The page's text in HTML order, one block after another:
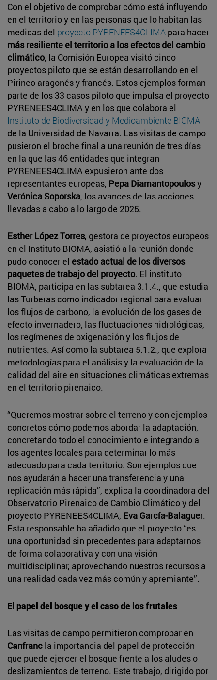
Con el objetivo de comprobar cómo está influyendo
en el territorio y en las personas que lo habitan las
medidas del proyecto PYRENEES4CLIMA para hacer
más resiliente el territorio a los efectos del cambio
climático, la Comisión Europea visitó cinco
proyectos piloto que se están desarrollando en el
Pirineo aragonés y francés. Estos ejemplos forman
parte de los 33 casos piloto que impulsa el proyecto
PYRENEES4CLIMA y en los que colabora el
Instituto de Biodiversidad y Medioambiente BIOMA
de la Universidad de Navarra. Las visitas de campo
pusieron el broche final a una reunión de tres días
en la que las 46 entidades que integran
PYRENEES4CLIMA expusieron ante dos
representantes europeas, Pepa Diamantopoulosy
Verónica Soporska, los avances de las acciones
llevadas a cabo a lo largo de 2025.
Esther López Torres, gestora de proyectos europeos
en el Instituto BIOMA, asistió a la reunión donde
pudo conocer el estado actual de los diversos
paquetes de trabajo del proyecto. El instituto
BIOMA, participa en las subtarea 3.1.4., que estudia
las Turberas como indicador regional para evaluar
los flujos de carbono, la evolución de los gases de
efecto invernadero, las fluctuaciones hidrológicas,
los regímenes de oxigenación y los flujos de
nutrientes. Así como la subtarea 5.1.2., que explora
metodologías para el análisis y la evaluación de la
calidad del aire en situaciones climáticas extremas
en el territorio pirenaico.
“Queremos mostrar sobre el terreno y con ejemplos
concretos cómo podemos abordar la adaptación,
concretando todo el conocimiento e integrando a
los agentes locales para determinar lo más
adecuado para cada territorio. Son ejemplos que
nos ayudarán a hacer una transferencia y una
replicación más rápida”, explica la coordinadora del
Observatorio Pirenaico de Cambio Climático y del
proyecto PYRENEES4CLIMA, Eva García-Balaguer.
Esta responsable ha añadido que el proyecto “es
una oportunidad sin precedentes para adaptarnos
de forma colaborativa y con una visión
multidisciplinar, aprovechando nuestros recursos a
una realidad cada vez más común y apremiante”.
El papel del bosque y el caso de los frutales
Las visitas de campo permitieron comprobar en
Canfranc la importancia del papel de protección
que puede ejercer el bosque frente a los aludes o
deslizamientos de terreno. Este trabajo, dirigido por